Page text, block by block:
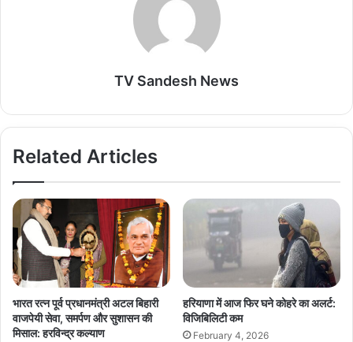
TV Sandesh News
Related Articles
भारत रत्न पूर्व प्रधानमंत्री अटल बिहारी
वाजपेयी सेवा, समर्पण और सुशासन की
मिसाल: हरविन्द्र कल्याण
हरियाणा में आज फिर घने कोहरे का अलर्ट:
विजिबिलिटी कम
February 4, 2026